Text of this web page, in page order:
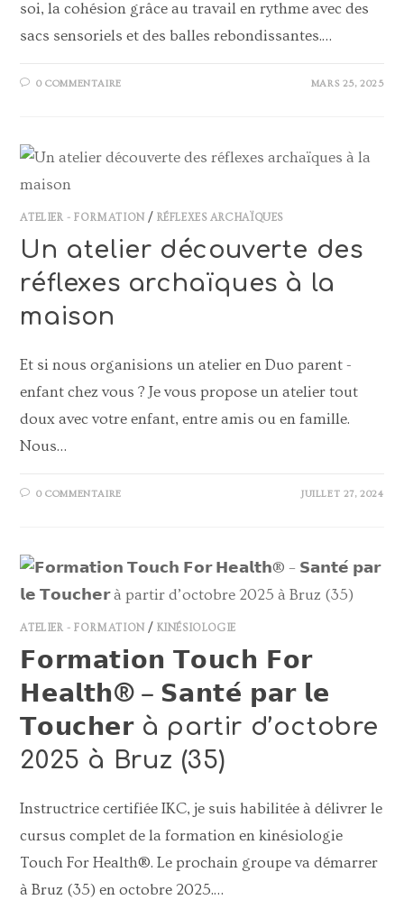
soi, la cohésion grâce au travail en rythme avec des
sacs sensoriels et des balles rebondissantes.…
0 COMMENTAIRE MARS 25, 2025
ATELIER - FORMATION / RÉFLEXES ARCHAÏQUES
Un atelier découverte des
réflexes archaïques à la
maison
Et si nous organisions un atelier en Duo parent -
enfant chez vous ? Je vous propose un atelier tout
doux avec votre enfant, entre amis ou en famille.
Nous…
0 COMMENTAIRE JUILLET 27, 2024
ATELIER - FORMATION / KINÉSIOLOGIE
𝗙𝗼𝗿𝗺𝗮𝘁𝗶𝗼𝗻 𝗧𝗼𝘂𝗰𝗵 𝗙𝗼𝗿
𝗛𝗲𝗮𝗹𝘁𝗵® – 𝗦𝗮𝗻𝘁𝗲́ 𝗽𝗮𝗿 𝗹𝗲
𝗧𝗼𝘂𝗰𝗵𝗲𝗿 à partir d’octobre
2025 à Bruz (35)
Instructrice certifiée IKC, je suis habilitée à délivrer le
cursus complet de la formation en kinésiologie
Touch For Health®. Le prochain groupe va démarrer
à Bruz (35) en octobre 2025.…